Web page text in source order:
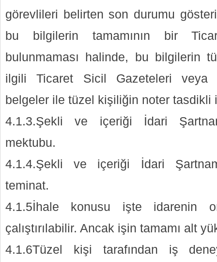
görevlileri belirten son durumu
bu bilgilerin tamamının bir
bulunmaması halinde, bu bilgilerin
ilgili Ticaret Sicil Gazeteleri veya
belgeler ile tüzel kişiliğin noter tasdikli
4.1.3.Şekli ve içeriği İdari
mektubu.
4.1.4.Şekli ve içeriği İdari
teminat.
4.1.5İhale konusu işte idarenin
çalıştırılabilir. Ancak işin tamamı alt
4.1.6Tüzel kişi tarafından iş